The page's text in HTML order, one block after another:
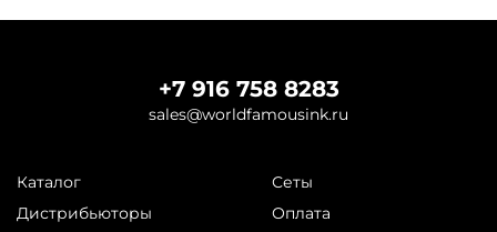
Каталог
Дистрибьюторы
Сеты
Оплата
+7 916 758 8283
sales@worldfamousink.ru